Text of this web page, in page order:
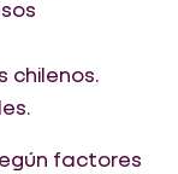
chilenos.
factores